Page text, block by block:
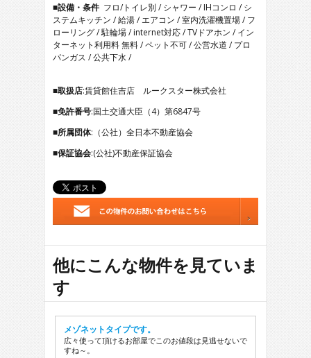
11
12
13
14
■設備・条件 フロ/トイレ別 / シャワー / IHコンロ / シ
ステムキッチン / 給湯 / エアコン / 室内洗濯機置場 / フ
ローリング / 駐輪場 / internet対応 / TVドアホン / イン
ターネット利用料 無料 / ペット不可 / 公営水道 / プロ
パンガス / 公共下水 /
■取扱店:賃貸館住吉店 ルークスター株式会社
■免許番号:国土交通大臣（4）第6847号
■所属団体:（公社）全日本不動産協会
■保証協会:(公社)不動産保証協会
他にこんな物件を見ていま
す
メゾネットタイプです。
広々使って頂けるお部屋でこのお値段は見逃せないで
すね～。